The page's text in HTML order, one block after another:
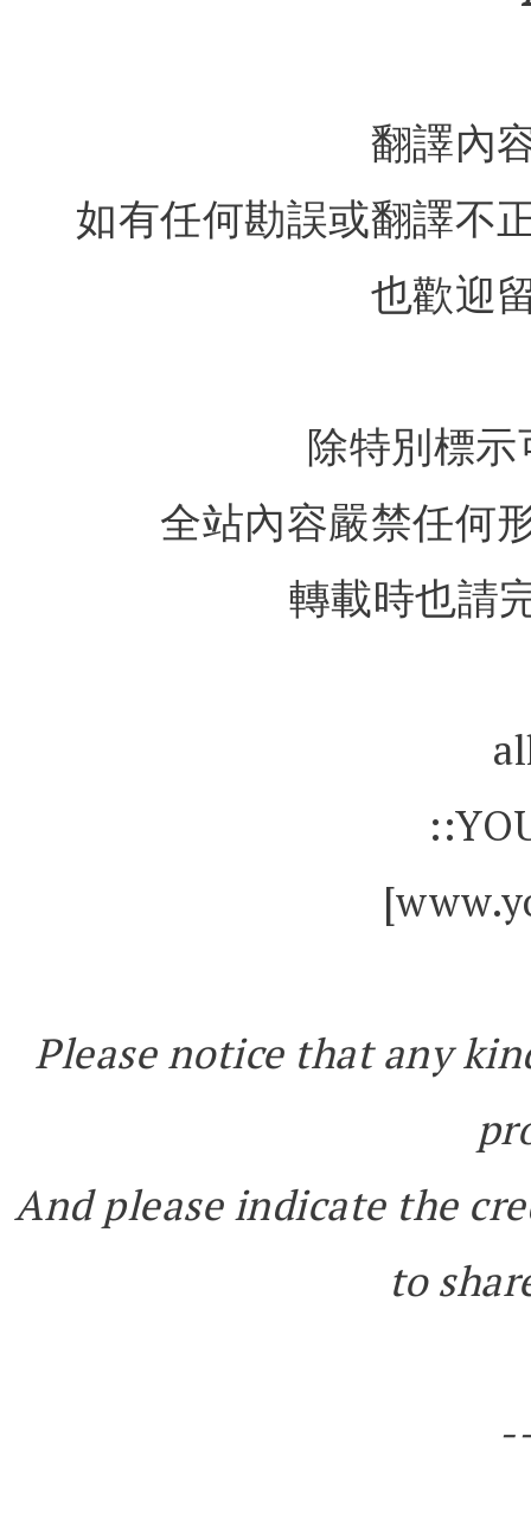
翻譯內
如有任何勘誤或翻譯不
也歡迎
除特別標
全站內容嚴禁任何
轉載時也請
Please notice that any
And please indicate the
to